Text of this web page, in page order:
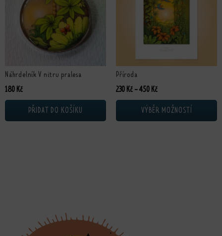
Náhrdelník V nitru pralesa
180 Kč
PŘIDAT DO KOŠÍKU
Příroda
230 Kč –450 KčRozpětí cen: 230 Kč až
VÝBĚR MOŽNOSTÍ